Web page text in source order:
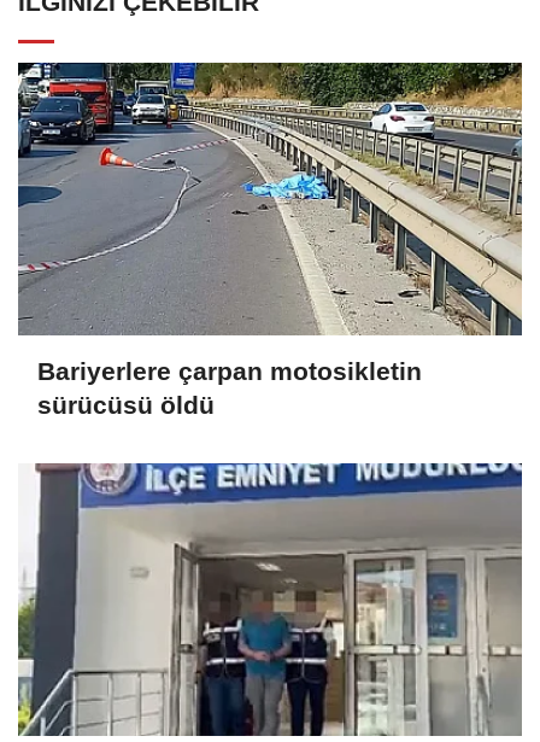
Bariyerlere çarpan motosikletin
sürücüsü öldü